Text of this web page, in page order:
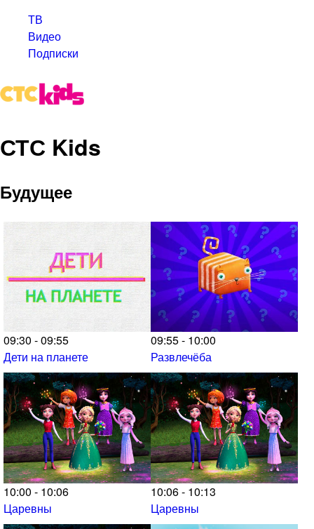
ТВ
Видео
Подписки
СТС Kids
Будущее
09:30 - 09:55
Дети на планете
09:55 - 10:00
Развлечёба
10:00 - 10:06
Царевны
10:06 - 10:13
Царевны